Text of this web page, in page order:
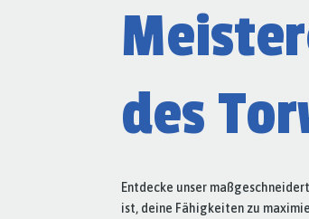
des
Entdecke unser
ist, deine Fähigkeiten zu